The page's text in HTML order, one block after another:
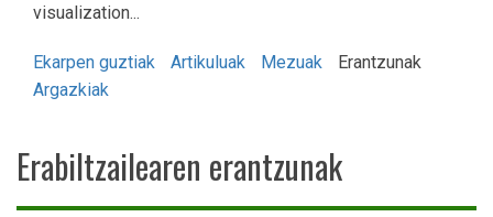
visualization...
Ekarpen guztiak Artikuluak Mezuak
Erantzunak
Argazkiak
Erabiltzailearen erantzunak